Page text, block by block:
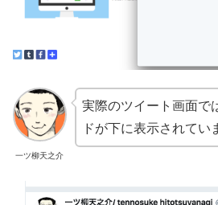
一ツ柳天之介
実際のツイート画面で
ドが下に表示されてい